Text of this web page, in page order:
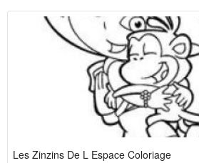
Les Zinzins De L Espace Coloriage